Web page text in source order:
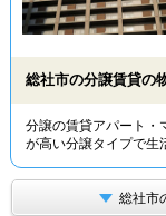
総社市の分譲賃貸の
分譲の賃貸アパート・
が高い分譲タイプで生
総社市